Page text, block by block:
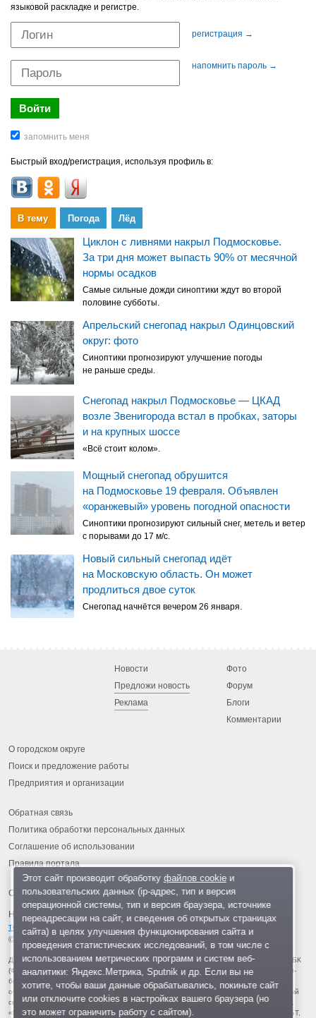
языковой раскладке и регистре.
регистрация →
напомнить пароль →
Быстрый вход/регистрация, используя профиль в:
В тему Погода Лёд
Циклон с ливнями накрыл Подмосковье.
За три дня может выпасть 90% от месячной
нормы осадков
Самые сильные дожди синоптики ждут во второй
половине субботы.
Апрельский снегопад накрыл Одинцовский
округ: фото
Синоптики прогнозируют улучшение погоды
не раньше среды.
Снегопад накрыл Подмосковье — ЦКАД
возле Звенигорода встал в пробках, заторы
и на крупных шоссе
«Всё стоит колом».
Мощный снегопад обрушится
на Подмосковье 19 февраля. Объявлен
«оранжевый» уровень погодной опасности
Синоптики прогнозируют сильный снег, метель и ветер
с порывами до 17 м/с.
Новый сильный снегопад идёт
на Московскую область. Он может
продлиться двое суток
Снегопад начнётся вечером 26 января.
Новости
Предложи новость
Реклама
Фото
Форум
Блоги
Комментарии
О городском округе
Поиск и предложение работы
Предприятия и организации
Обратная связь
Политика обработки персональных данных
Соглашение об использовании
Правила портала
На информационном ресурсе применяются рекомендательные
технологии
© 2013-2026 «ОИНФО»,
сделано в Одинцово
Для читателей: В России признаны экстремистскими и запрещены организации ФБК
(Фонд борьбы с коррупцией, признан иноагентом), Штабы Навального, «Национал-
большевистская партия», «Свидетели Иеговы», «Армия воли народа», «Русский
общенациональный союз», «Движение против нелегальной иммиграции», «Правый
сектор», УНА-УНСО, УПА, «Тризуб им. Степана Бандеры», «Мизантропик дивижн»,
«Меджлис крымскотатарского народа», движение «Артподготовка», движение ЛГБТ,
Этот сайт производит обработку файлов cookieи
пользовательских данных (ip-адрес, тип и версия
операционной системы, тип и версия браузера, источнике
переадресации на сайт, и сведения об открытых страницах
сайта) в целях улучшения функционирования сайта и
проведения статистических исследований, в том числе с
использованием метрических программ и систем веб-
аналитики: Яндекс.Метрика, Sputnik и др. Если вы не
хотите, чтобы ваши данные обрабатывались, покиньте сайт
или отключите cookies в настройках вашего браузера (но
это может ограничить работу с сайтом).